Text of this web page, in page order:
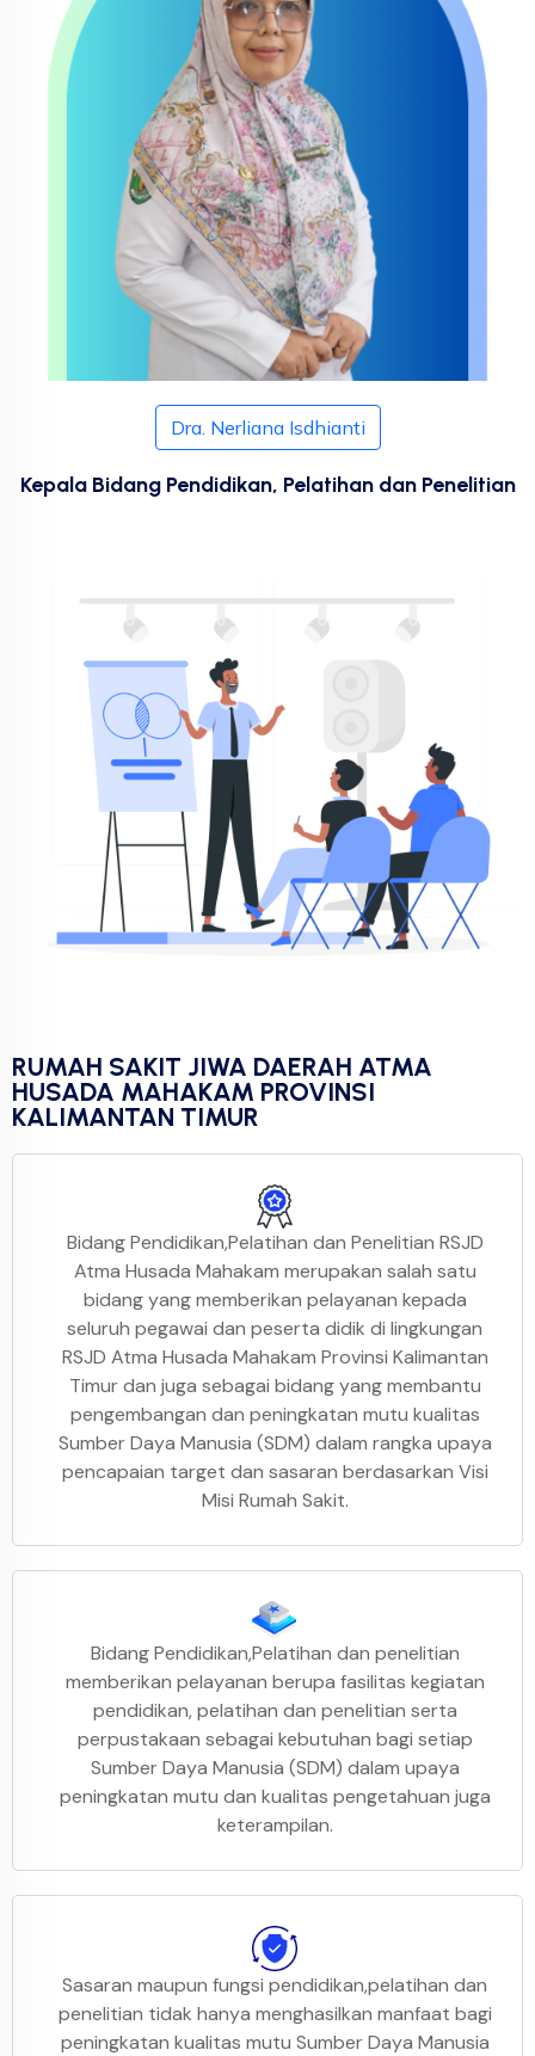
Dra. Nerliana Isdhianti
Kepala Bidang Pendidikan, Pelatihan dan Penelitian
RUMAH SAKIT JIWA DAERAH ATMA
HUSADA MAHAKAM PROVINSI
KALIMANTAN TIMUR
Bidang Pendidikan,Pelatihan dan Penelitian RSJD
Atma Husada Mahakam merupakan salah satu
bidang yang memberikan pelayanan kepada
seluruh pegawai dan peserta didik di lingkungan
RSJD Atma Husada Mahakam Provinsi Kalimantan
Timur dan juga sebagai bidang yang membantu
pengembangan dan peningkatan mutu kualitas
Sumber Daya Manusia (SDM) dalam rangka upaya
pencapaian target dan sasaran berdasarkan Visi
Misi Rumah Sakit.
Bidang Pendidikan,Pelatihan dan penelitian
memberikan pelayanan berupa fasilitas kegiatan
pendidikan, pelatihan dan penelitian serta
perpustakaan sebagai kebutuhan bagi setiap
Sumber Daya Manusia (SDM) dalam upaya
peningkatan mutu dan kualitas pengetahuan juga
keterampilan.
Sasaran maupun fungsi pendidikan,pelatihan dan
penelitian tidak hanya menghasilkan manfaat bagi
peningkatan kualitas mutu Sumber Daya Manusia